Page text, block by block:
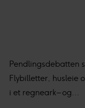
Pendlingsdebatten
Flybilletter, husleie
i et regneark – og...